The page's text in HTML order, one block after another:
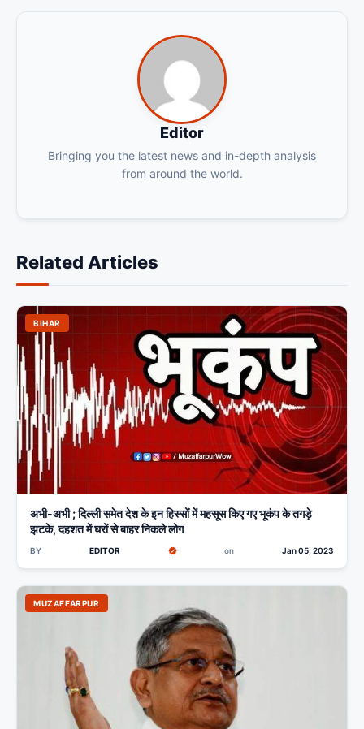
Editor
Bringing you the latest news and in-depth analysis
from around the world.
Related Articles
BIHAR
अभी-अभी ; दिल्ली समेत देश के इन हिस्सों में महसूस किए गए भूकंप के तगड़े
झटके, दहशत में घरों से बाहर निकले लोग
BY EDITOR on Jan 05, 2023
MUZAFFARPUR